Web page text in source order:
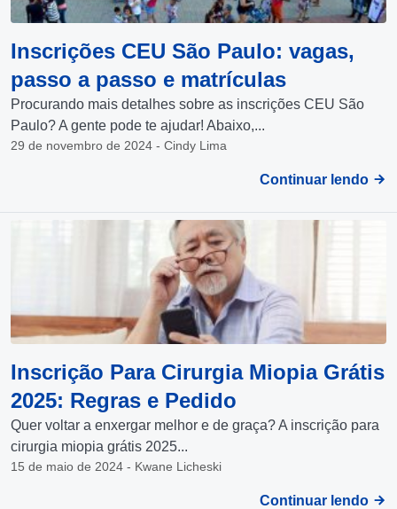
Inscrições CEU São Paulo: vagas,
passo a passo e matrículas
Procurando mais detalhes sobre as inscrições CEU São
Paulo? A gente pode te ajudar! Abaixo,...
29 de novembro de 2024 - Cindy Lima
Continuar lendo
Inscrição Para Cirurgia Miopia Grátis
2025: Regras e Pedido
Quer voltar a enxergar melhor e de graça? A inscrição para
cirurgia miopia grátis 2025...
15 de maio de 2024 - Kwane Licheski
Continuar lendo